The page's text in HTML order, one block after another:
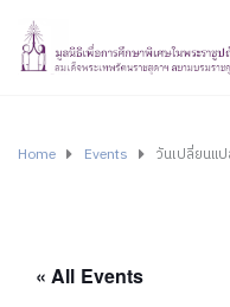
Home Events วันเปลี่ยนแ
« All Events